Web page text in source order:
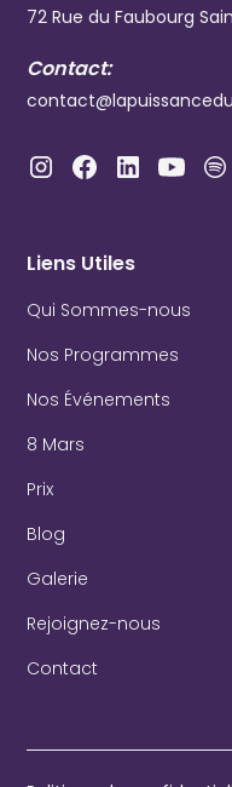
72 Rue du Faubourg
Contact:
Liens Utiles
Qui Sommes-nous
Nos Programmes
Nos Événements
8 Mars
Prix
Blog
Galerie
Rejoignez-nous
Contact